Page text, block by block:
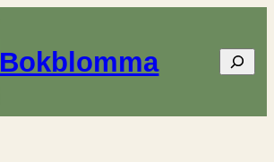
Bokblomma Sök